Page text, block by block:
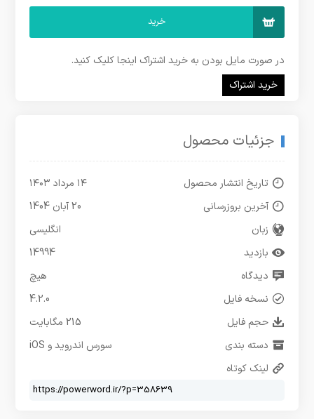
خرید
در صورت مایل بودن به خرید اشتراک اینجا کلیک کنید.
خرید اشتراک
جزئیات محصول
تاریخ انتشار محصول
۱۴ مرداد ۱۴۰۳
آخرین بروزرسانی
20 آبان 1404
زبان
انگلیسی
بازدید
14994
دیدگاه
هیچ
نسخه فایل
4.2.0
حجم فایل
215 مگابایت
دسته بندی
سورس اندروید و iOS
لینک کوتاه